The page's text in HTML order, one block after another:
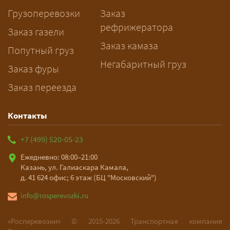
рассчитает маршрут и запустит
подготовку документов.
Грузоперевозки
Заказ газели
Попутный груз
Заказ фуры
Заказ переезда
Заказ
рефрижератора
Заказ камаза
Негабаритный груз
Контакты
+7 (499) 520-05-23
Ежедневно: 08:00–21:00
Казань, ул. Галиаскара Камала,
д. 41 624 офис; 6 этаж (БЦ "Московский")
info@rosperevozki.ru
«Росперевозки» © 2015-2026
Транспортная компания